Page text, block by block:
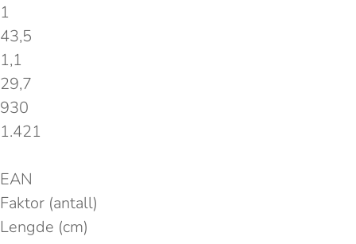
1
43,5
1,1
29,7
930
1.421
EAN
Faktor (antall)
Lengde (cm)